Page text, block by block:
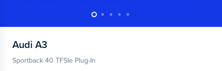
Audi A3
Sportback 40 TFSIe Plug-In